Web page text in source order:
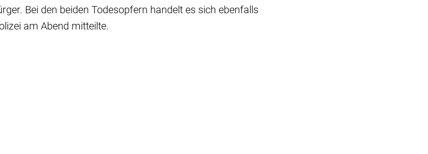
Bei den beiden Todesopfern handelt es sich ebenfalls
am Abend mitteilte.